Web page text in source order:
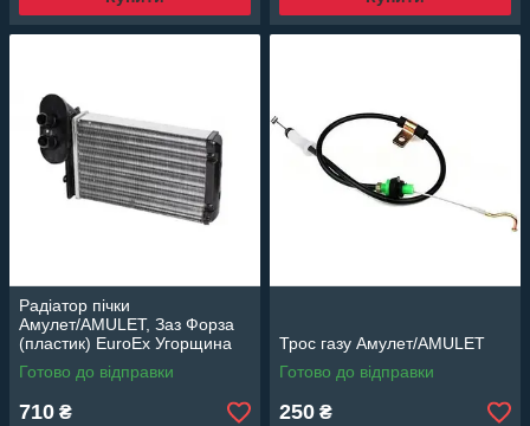
Радіатор пічки
Амулет/AMULET, Заз Форза
(пластик) EuroEx Угорщина
Готово до відправки
710 ₴
Трос газу Амулет/AMULET
Готово до відправки
250 ₴